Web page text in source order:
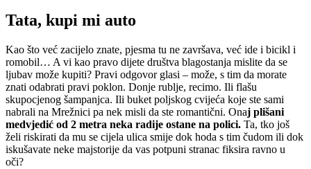
Tata, kupi mi auto
Kao što već zacijelo znate, pjesma tu ne završava, već ide i bicikl i
romobil… A vi kao pravo dijete društva blagostanja mislite da se
ljubav može kupiti? Pravi odgovor glasi – može, s tim da morate
znati odabrati pravi poklon. Donje rublje, recimo. Ili flašu
skupocjenog šampanjca. Ili buket poljskog cvijeća koje ste sami
nabrali na Mrežnici pa nek misli da ste romantični. Onaj plišani
medvjedić od 2 metra neka radije ostane na polici. Ta, tko još
želi riskirati da mu se cijela ulica smije dok hoda s tim čudom ili dok
iskušavate neke majstorije da vas potpuni stranac fiksira ravno u
oči?